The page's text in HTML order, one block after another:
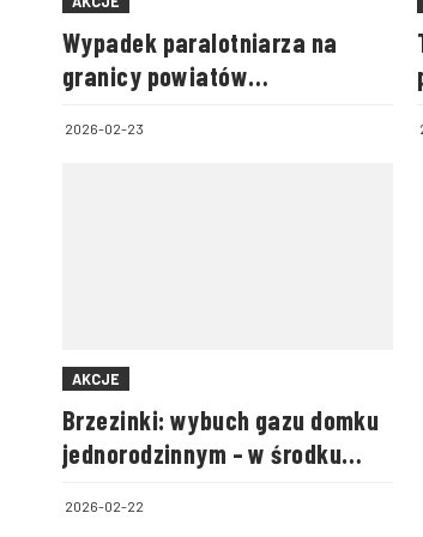
Wypadek paralotniarza na
granicy powiatów
2026-02-23
AKCJE
Brzezinki: wybuch gazu domku
jednorodzinnym – w środku
2026-02-22